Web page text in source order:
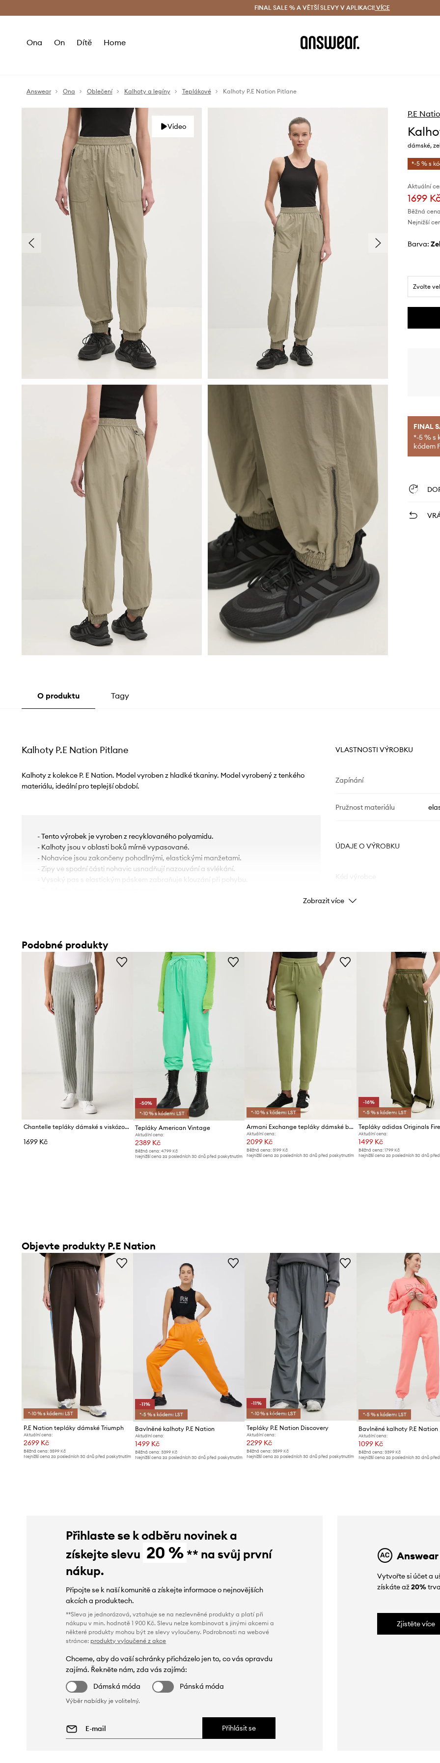
Doručení a vrácení zdarma (od 1800 Kč) Doručení i do 24 h
FINAL SALE % A VĚTŠÍ SLEVY V APLIKACI! VÍCE
Ona On Dítě Home
Answear Ona Oblečení Kalhoty a legíny Teplákové Kalhoty P.E Nation Pitlane
Video
P.E
dámské,
*-5 % s
Aktuální
1699
Běžná
Nejnižší
Barva:
Zvolte
FINAL
*-5 % s
kódem
O produktu Tagy
Kalhoty P.E Nation Pitlane
Kalhoty z kolekce P. E Nation. Model vyroben z hladké tkaniny. Model vyrobený z tenkého
materiálu, ideální pro teplejší období.
- Tento výrobek je vyroben z recyklovaného polyamidu.
- Kalhoty jsou v oblasti boků mírně vypasované.
- Nohavice jsou zakončeny pohodlnými, elastickými manžetami.
- Zipy ve spodní části nohavic usnadňují nazouvání a svlékání.
- Vysoký pas s elastickým páskem zabraňuje klouzání při pohybu.
VLASTNOSTI VÝROBKU
Zapínání
Pružnost materiálu
ÚDAJE O VÝROBKU
Barva
ID produktu
Zobrazit více
Podobné produkty
Chantelle tepláky dámské s viskózou TWIST
1699 Kč
-50%
*-10 % s kódem: LST
Tepláky American Vintage
Aktuální cena:
2389 Kč
Běžná cena:4799 Kč
Nejnižší cena za posledních 30 dnů před poskytnutím
*-10 % s kódem: LST
Armani Exchange tepláky dámské bavlněné
Aktuální cena:
2099 Kč
Běžná cena: 3199 Kč
Nejnižší cena za posledních 30 dnů před poskytnutím
-16%
*-5 % s kódem: LST
Tepláky adidas Originals
Aktuální cena:
1499 Kč
Běžná cena: 1799 Kč
Nejnižší cena za posledních 30 dnů
Objevte produkty P.E Nation
*-10 % s kódem: LST
P.E Nation tepláky dámské Triumph
Aktuální cena:
2699 Kč
Běžná cena: 3599 Kč
Nejnižší cena za posledních 30 dnů před poskytnutím
-11%
*-5 % s kódem: LST
Bavlněné kalhoty P.E Nation
Aktuální cena:
1499 Kč
Běžná cena:3399 Kč
Nejnižší cena za posledních 30 dnů před poskytnutím
-11%
*-10 % s kódem: LST
Tepláky P.E Nation Discovery
Aktuální cena:
2299 Kč
Běžná cena: 3599 Kč
Nejnižší cena za posledních 30 dnů před poskytnutím
*-5 % s kódem: LST
Bavlněné kalhoty P.E Nation
Aktuální cena:
1099 Kč
Běžná cena: 3399 Kč
Nejnižší cena za posledních 30 dnů
Přihlaste se k odběru novinek a
získejte slevu 20 % ** na svůj první
nákup.
Připojte se k naší komunitě a získejte informace o nejnovějších
akcích a produktech.
**Sleva je jednorázová, vztahuje se na nezlevněné produkty a platí při
nákupu v min. hodnotě 1 900 Kč. Slevu nelze kombinovat s jinými akcemi a
některé produkty mohou být ze slevy vyloučeny. Podrobnosti na webové
stránce: produkty vyloučené z akce
Chceme, aby do vaší schránky přicházelo jen to, co vás opravdu
zajímá. Řekněte nám, zda vás zajímá:
Dámská móda
Pánská móda
Výběr nabídky je volitelný.
Přihlásit se
Vytvořte si účet a
získáte až20%
Zjistěte více